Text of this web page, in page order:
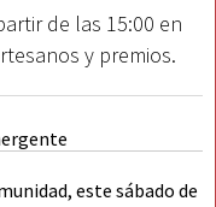
de las 15:00 en
y premios.
este sábado de